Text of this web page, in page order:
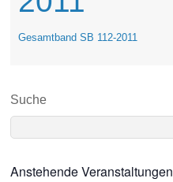
Gesamtband SB 112-2011
Suche
Anstehende Veranstaltungen